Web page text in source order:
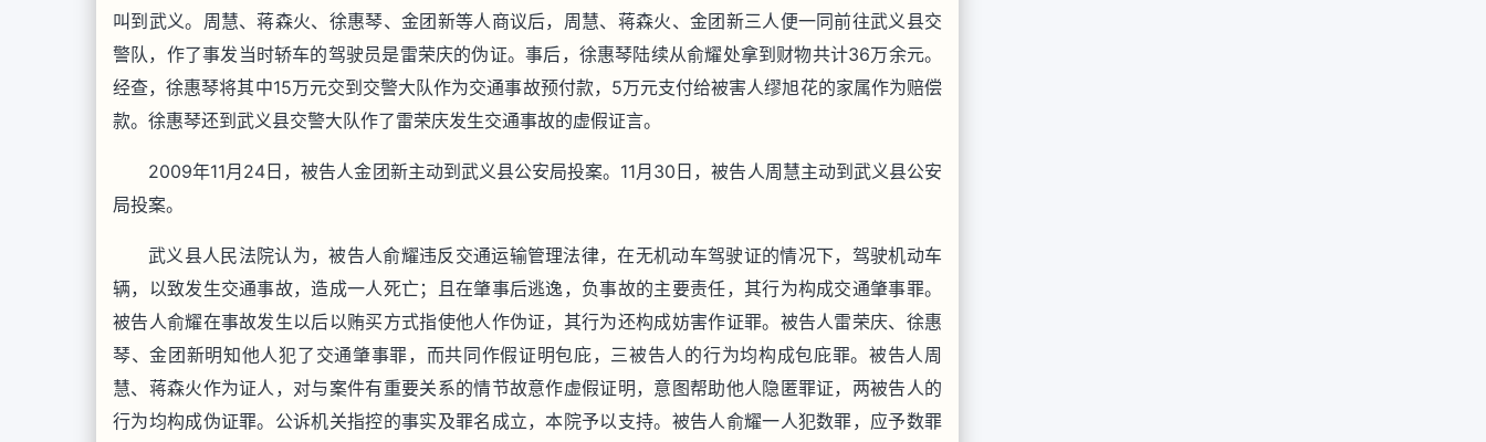
叫到武义。周慧、蒋森火、徐惠琴、金团新等人商议后，周慧、蒋森火、金团新三人便一同前往武义县交
警队，作了事发当时轿车的驾驶员是雷荣庆的伪证。事后，徐惠琴陆续从俞耀处拿到财物共计36万余元。
经查，徐惠琴将其中15万元交到交警大队作为交通事故预付款，5万元支付给被害人缪旭花的家属作为赔偿
款。徐惠琴还到武义县交警大队作了雷荣庆发生交通事故的虚假证言。
2009年11月24日，被告人金团新主动到武义县公安局投案。11月30日，被告人周慧主动到武义县公安
局投案。
武义县人民法院认为，被告人俞耀违反交通运输管理法律，在无机动车驾驶证的情况下，驾驶机动车
辆，以致发生交通事故，造成一人死亡；且在肇事后逃逸，负事故的主要责任，其行为构成交通肇事罪。
被告人俞耀在事故发生以后以贿买方式指使他人作伪证，其行为还构成妨害作证罪。被告人雷荣庆、徐惠
琴、金团新明知他人犯了交通肇事罪，而共同作假证明包庇，三被告人的行为均构成包庇罪。被告人周
慧、蒋森火作为证人，对与案件有重要关系的情节故意作虚假证明，意图帮助他人隐匿罪证，两被告人的
行为均构成伪证罪。公诉机关指控的事实及罪名成立，本院予以支持。被告人俞耀一人犯数罪，应予数罪